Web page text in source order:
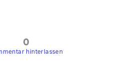
0
hinterlassen